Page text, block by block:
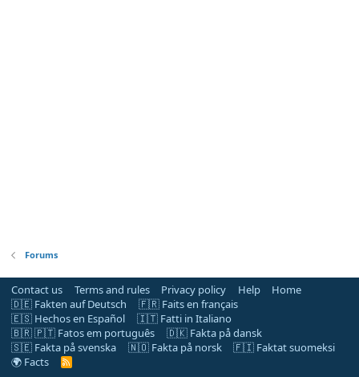
Forums
Contact us Terms and rules Privacy policy Help
Home
🇩🇪 Fakten auf Deutsch
🇫🇷 Faits en français
🇪🇸 Hechos en Español
🇮🇹 Fatti in Italiano
🇧🇷 🇵🇹 Fatos em português
🇩🇰 Fakta på dansk
🇸🇪 Fakta på svenska
🇳🇴 Fakta på norsk
🇫🇮 Faktat suomeksi
🌍 Facts
R